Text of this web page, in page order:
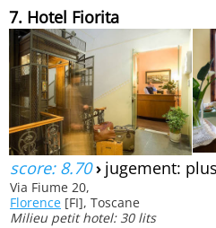
7. Hotel Fiorita
score: 8.70› jugement:
Via Fiume 20,
Florence [FI], Toscane
Milieu petit hotel: 30 lits